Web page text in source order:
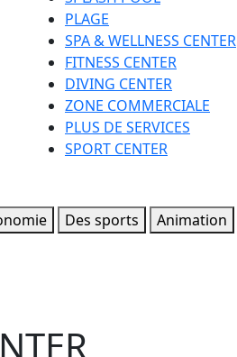
PLAGE
SPA & WELLNESS CENTER
FITNESS CENTER
DIVING CENTER
ZONE COMMERCIALE
PLUS DE SERVICES
SPORT CENTER
Des sports Animation